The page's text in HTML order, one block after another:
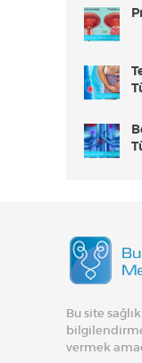
Bu site
vermek